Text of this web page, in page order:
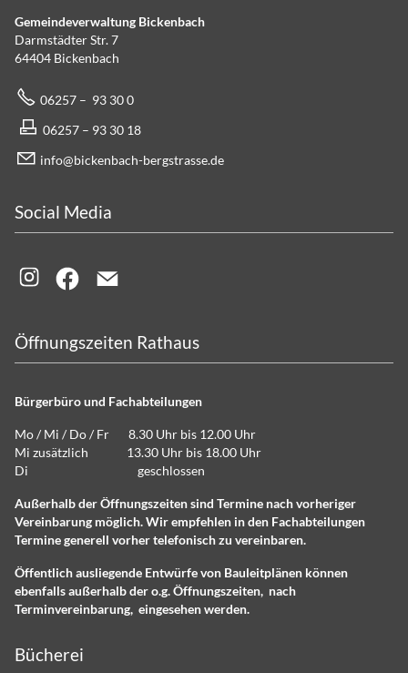
Gemeindeverwaltung Bickenbach
Darmstädter Str. 7
64404 Bickenbach
06257 – 93 30 0
06257 – 93 30 18
info@bickenbach-bergstrasse.de
Social Media
Öffnungszeiten Rathaus
Bürgerbüro und Fachabteilungen
Mo / Mi / Do / Fr 8.30 Uhr bis 12.00 Uhr
Mi zusätzlich 13.30 Uhr bis 18.00 Uhr
Di geschlossen
Außerhalb der Öffnungszeiten sind Termine nach vorheriger
Vereinbarung möglich. Wir empfehlen in den Fachabteilungen
Termine generell vorher telefonisch zu vereinbaren.
Öffentlich ausliegende Entwürfe von Bauleitplänen können
ebenfalls außerhalb der o.g. Öffnungszeiten, nach
Terminvereinbarung, eingesehen werden.
Bücherei